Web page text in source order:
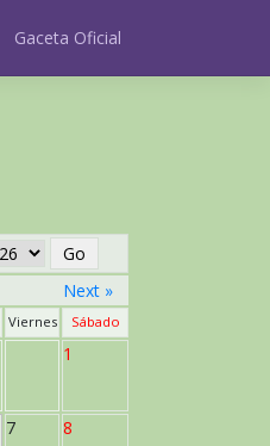
Gaceta Oficial
Next »
Viernes Sábado
1
7 8